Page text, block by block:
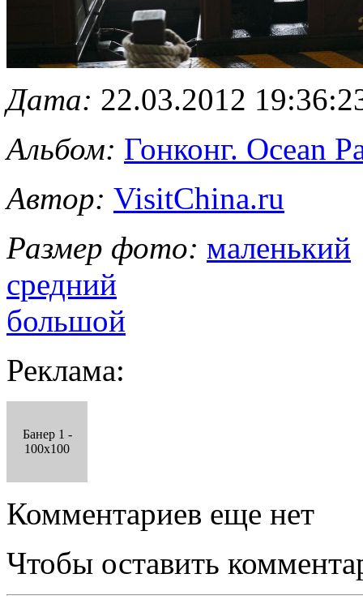
Дата: 22.03.2012
Альбом: Гонконг. Ocean
Автор: VisitChina.ru
Размер фото: маленький
средний
большой
Реклама:
Банер 1 -
100x100
Комментариев еще нет
Чтобы оставить